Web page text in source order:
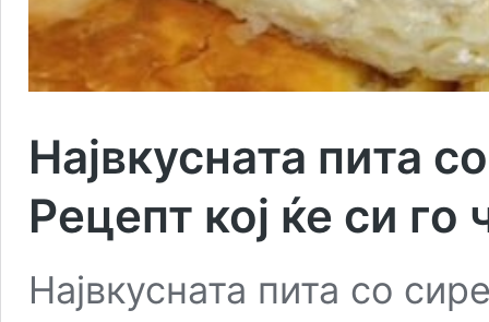
Највкусната пита
Рецепт кој ќе си
Највкусната пита со